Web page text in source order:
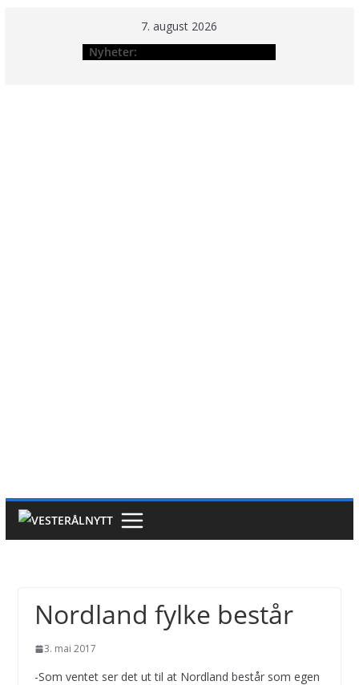
7. august 2026
Nyheter:
Nordland fylke består
3. mai 2017
-Som ventet ser det ut til at Nordland består som egen